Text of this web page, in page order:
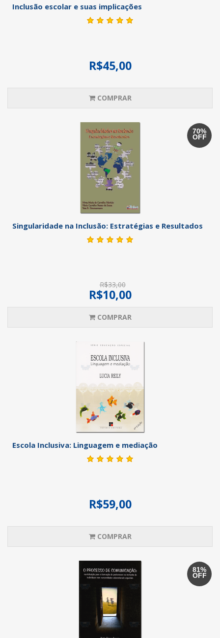
Inclusão escolar e suas implicações
R$45,00
COMPRAR
70%
OFF
Singularidade na Inclusão: Estratégias e Resultados
R$33,00
R$10,00
COMPRAR
Escola Inclusiva: Linguagem e mediação
R$59,00
COMPRAR
81%
OFF